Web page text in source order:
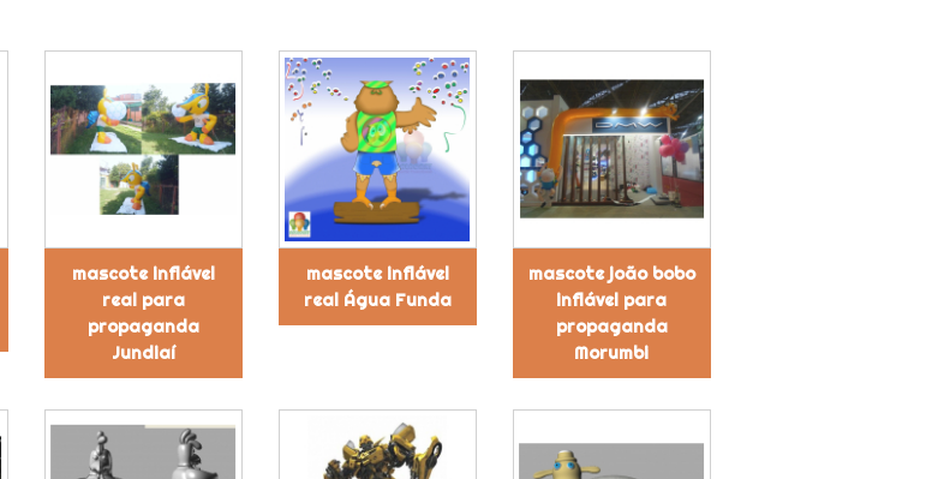
mascote inflável
real para
propaganda
Jundiaí
mascote inflável
real Água Funda
mascote joão bobo
inflável para
propaganda
Morumbi